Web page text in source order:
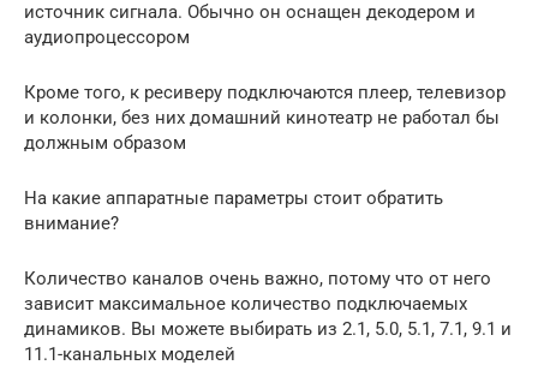
источник сигнала. Обычно он оснащен декодером и
аудиопроцессором
Кроме того, к ресиверу подключаются плеер, телевизор
и колонки, без них домашний кинотеатр не работал бы
должным образом
На какие аппаратные параметры стоит обратить
внимание?
Количество каналов очень важно, потому что от него
зависит максимальное количество подключаемых
динамиков. Вы можете выбирать из 2.1, 5.0, 5.1, 7.1, 9.1 и
11.1-канальных моделей